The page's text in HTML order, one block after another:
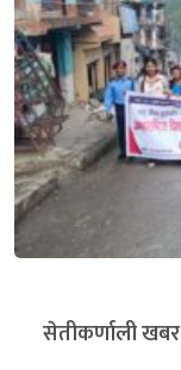
सेतीकर्णाली खबर